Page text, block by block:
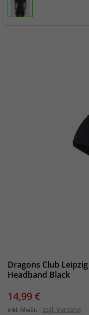
Dragons Club
Headband Black
Preis
14,99 €
inkl. MwSt. zzgl. Versand